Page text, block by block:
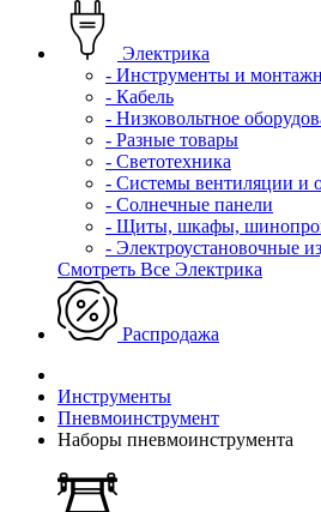
Электрика
- Инструменты и
- Кабель
- Низковольтное
- Разные товары
- Светотехника
- Системы вентиляции и
- Солнечные панели
- Щиты, шкафы,
- Электроустановочные
Смотреть Все Электрика
Распродажа
Инструменты
Пневмоинструмент
Наборы пневмоинструмента